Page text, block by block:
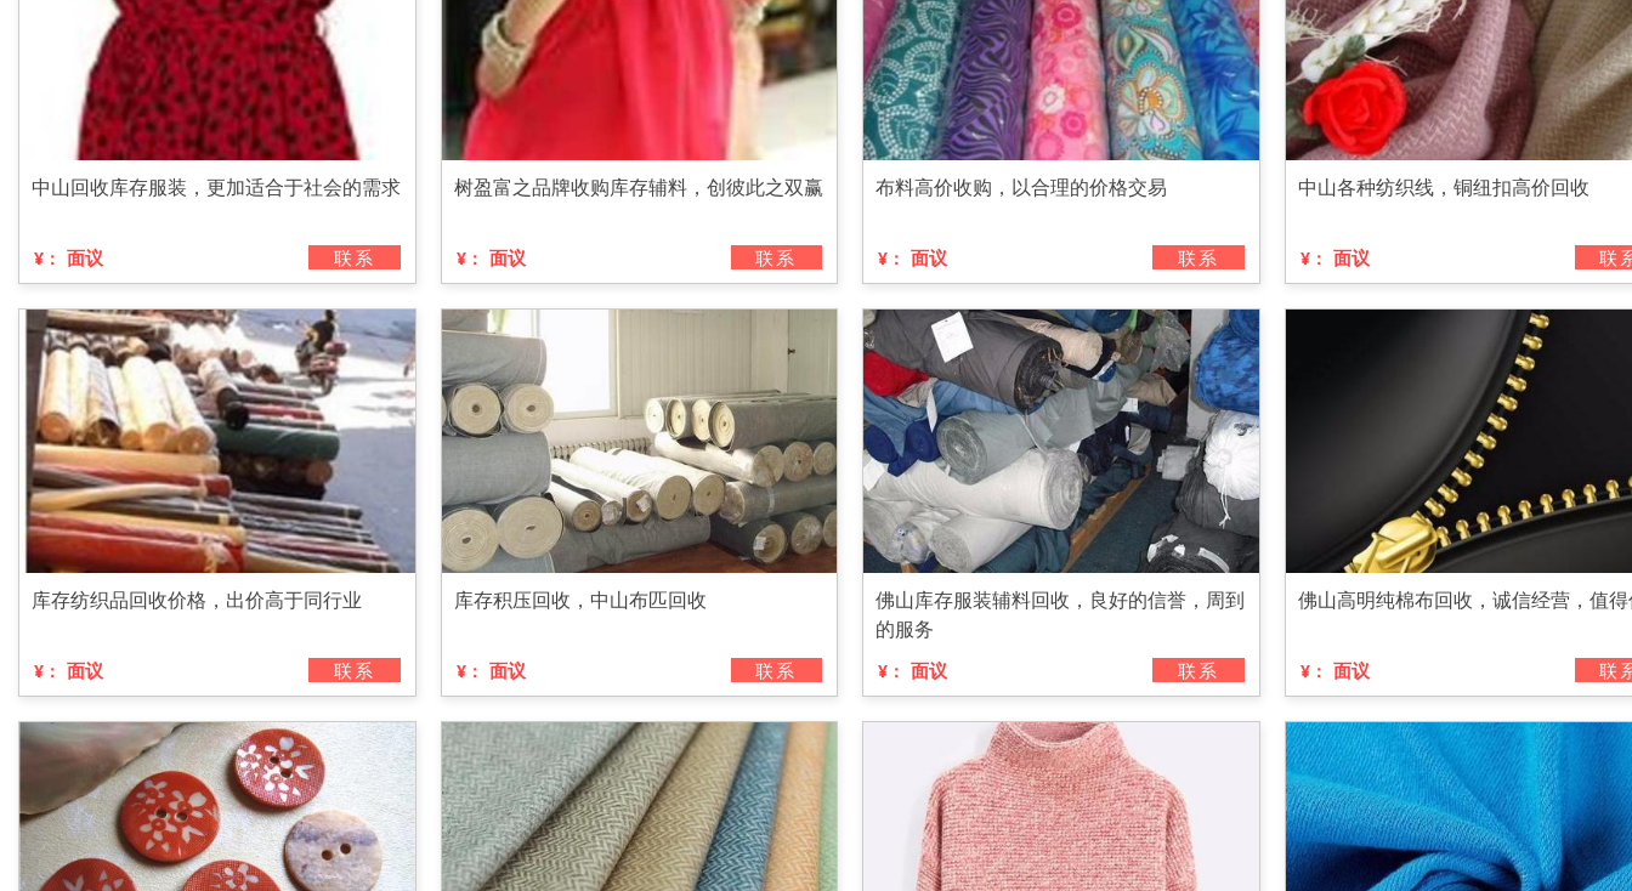
中山回收库存服装，更加适合于社会的需求
¥： 面议 联系
树盈富之品牌收购库存辅料，创彼此之双赢
¥： 面议 联系
布料高价收购，以合理的价格交易
¥： 面议 联系
中山各种纺织线，铜纽扣高价回收
¥： 面议 联
库存纺织品回收价格，出价高于同行业
¥： 面议 联系
库存积压回收，中山布匹回收
¥： 面议 联系
佛山库存服装辅料回收，良好的信誉，周到
的服务
¥： 面议 联系
佛山高明纯棉布回收，诚信经营，值
¥： 面议 联